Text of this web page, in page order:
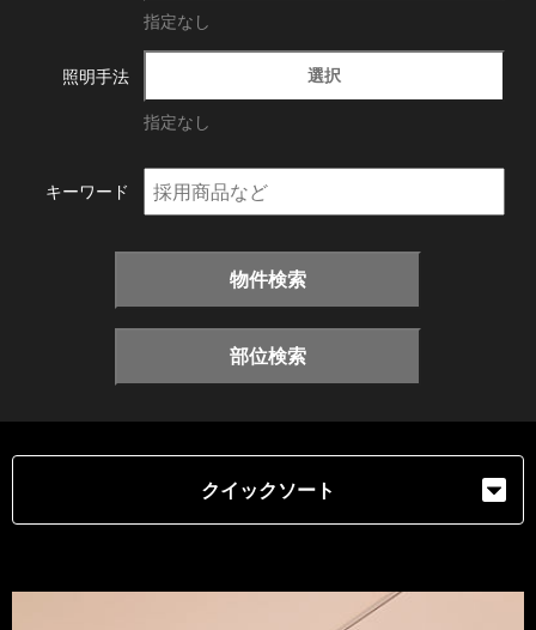
指定なし
照明手法 選択
指定なし
キーワード
物件検索
部位検索
クイックソート